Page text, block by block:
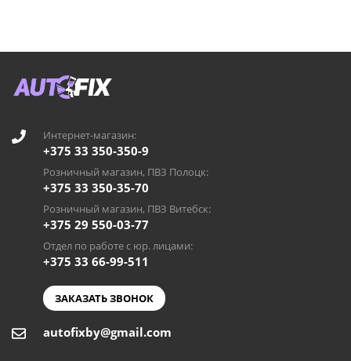
Интернет-магазин:
+375 33 350-350-9
Розничный магазин, ПВЗ Полоцк:
+375 33 350-35-70
Розничный магазин, ПВЗ Витебск:
+375 29 550-03-77
Отдел по работе с юр. лицами:
+375 33 66-99-511
ЗАКАЗАТЬ ЗВОНОК
autofixby@gmail.com